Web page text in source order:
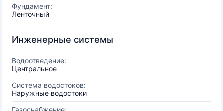
Фундамент:
Ленточный
Инженерные системы
Водоотведение:
Центральное
Система водостоков:
Наружные водостоки
Газоснабжение: